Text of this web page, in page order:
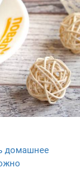
домашнее